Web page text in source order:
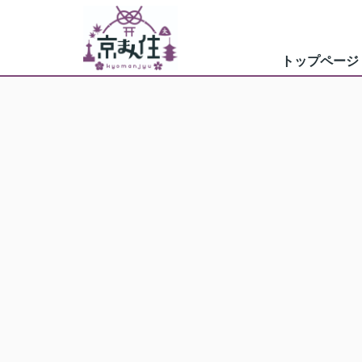
トップページ